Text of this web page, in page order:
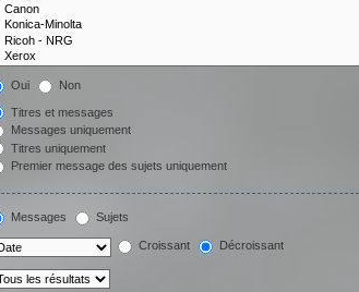
Oui Non
Titres et messages
Messages uniquement
Titres uniquement
Premier message des sujets uniquement
Messages Sujets
Croissant Décroissant